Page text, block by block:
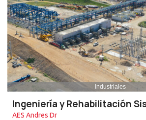
Industriales
Ingeniería y Rehabilitación
AES Andres Dr